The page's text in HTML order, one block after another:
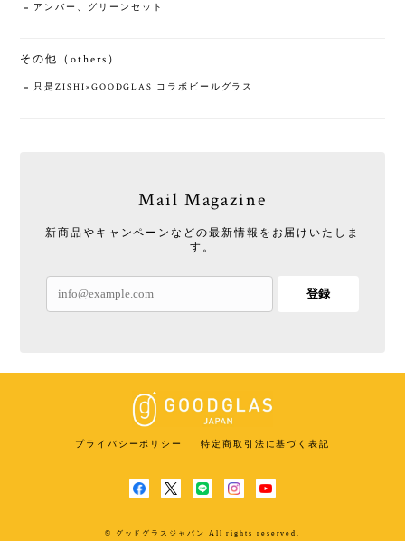
アンバー、グリーンセット
その他（others）
只是ZISHI×GOODGLAS コラボビールグラス
Mail Magazine
新商品やキャンペーンなどの最新情報をお届けいたしま
す。
登録
プライバシーポリシー 特定商取引法に基づく表記
© グッドグラスジャパン All rights reserved.